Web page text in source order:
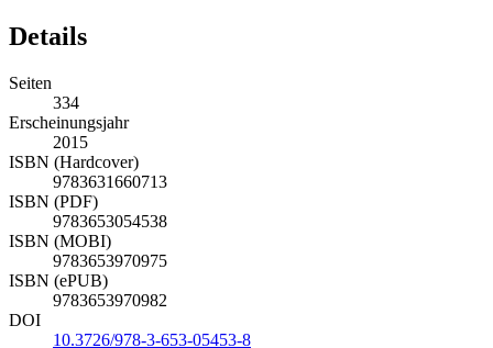
334
Erscheinungsjahr
2015
ISBN (Hardcover)
9783631660713
ISBN (PDF)
9783653054538
ISBN (MOBI)
9783653970975
ISBN (ePUB)